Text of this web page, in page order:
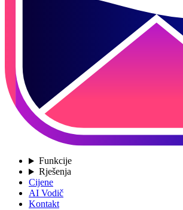
Funkcije
Rješenja
Cijene
AI Vodič
Kontakt